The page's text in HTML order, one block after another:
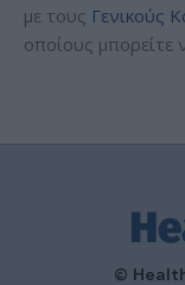
με τους Γενικούς
οποίους μπορείτε
©